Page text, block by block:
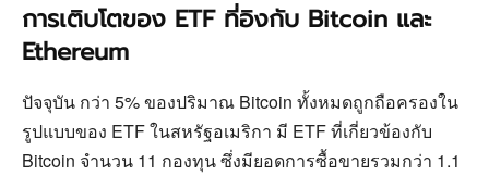
การเติบโตของ ETF ที่อิงกับ Bitcoin และ
Ethereum
ปัจจุบัน กว่า 5% ของปริมาณ Bitcoin ทั้งหมดถูกถือครองใน
รูปแบบของ ETF ในสหรัฐอเมริกา มี ETF ที่เกี่ยวข้องกับ
Bitcoin จำนวน 11 กองทุน ซึ่งมียอดการซื้อขายรวมกว่า 1.1